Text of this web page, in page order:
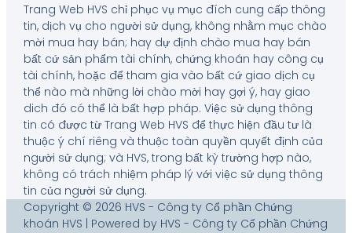
Trang Web HVS chỉ phục vụ mục đích cung cấp thông
tin, dịch vụ cho người sử dụng, không nhằm mục chào
mời mua hay bán; hay dự định chào mua hay bán
bất cứ sản phẩm tài chính, chứng khoán hay công cụ
tài chính, hoặc để tham gia vào bất cứ giao dịch cụ
thể nào mà những lời chào mời hay gợi ý, hay giao
dich đó có thể là bất hợp pháp. Việc sử dụng thông
tin có được từ Trang Web HVS để thực hiện đầu tư là
thuộc ý chí riêng và thuộc toàn quyền quyết định của
người sử dụng; và HVS, trong bất kỳ trường hợp nào,
không có trách nhiệm pháp lý với việc sử dụng thông
tin của người sử dụng.
Copyright © 2026 HVS - Công ty Cổ phần Chứng
khoán HVS | Powered by HVS - Công ty Cổ phần Chứng